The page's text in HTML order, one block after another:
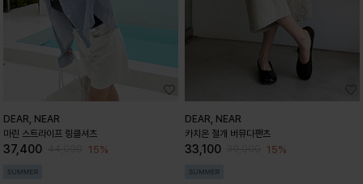
DEAR, NEAR
마린 스트라이프 링클셔츠
37,400 15%
DEAR, NEAR
카치온 절개 버뮤다팬츠
33,100 15%